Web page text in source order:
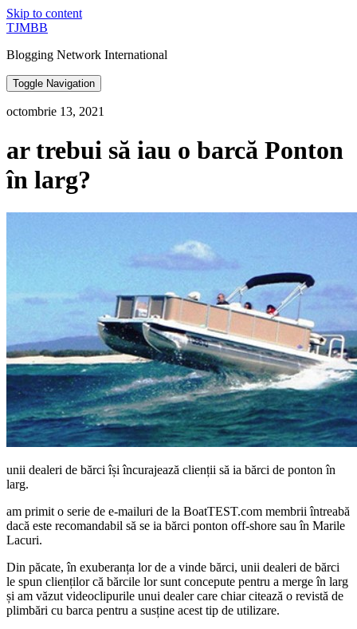
Skip to content
TJMBB
Blogging Network International
Toggle Navigation
octombrie 13, 2021
ar trebui să iau o barcă Ponton
în larg?
unii dealeri de bărci își încurajează clienții să ia bărci de ponton în
larg.
am primit o serie de e-mailuri de la BoatTEST.com membrii întreabă
dacă este recomandabil să se ia bărci ponton off-shore sau în Marile
Lacuri.
Din păcate, în exuberanța lor de a vinde bărci, unii dealeri de bărci
le spun clienților că bărcile lor sunt concepute pentru a merge în larg
și am văzut videoclipurile unui dealer care chiar citează o revistă de
plimbări cu barca pentru a susține acest tip de utilizare.